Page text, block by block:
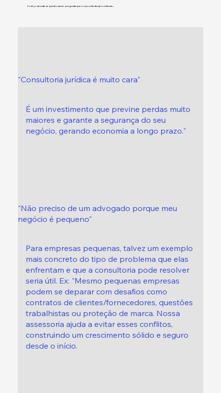
Você pode estar se questionando perguntas que nossos clientes já nos fizeram....
"Consultoria jurídica é muito cara"
É um investimento que previne perdas muito
maiores e garante a segurança do seu
negócio, gerando economia a longo prazo."
"Não preciso de um advogado porque meu
negócio é pequeno"
Para empresas pequenas, talvez um exemplo
mais concreto do tipo de problema que elas
enfrentam e que a consultoria pode resolver
seria útil. Ex: "Mesmo pequenas empresas
podem se deparar com desafios como
contratos de clientes/fornecedores, questões
trabalhistas ou proteção de marca. Nossa
assessoria ajuda a evitar esses conflitos,
construindo um crescimento sólido e seguro
desde o início.